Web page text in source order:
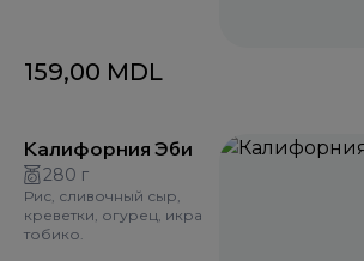
159,00 MDL
Калифорния Эби
280 г
Рис, сливочный сыр,
креветки, огурец, икра
тобико.